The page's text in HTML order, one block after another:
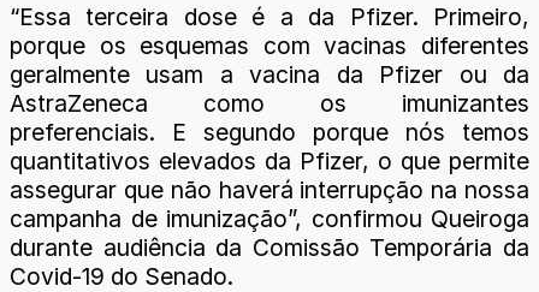
“Essa terceira dose é a da Pfizer. Primeiro,
porque os esquemas com vacinas diferentes
geralmente usam a vacina da Pfizer ou da
AstraZeneca como os imunizantes
preferenciais. E segundo porque nós temos
quantitativos elevados da Pfizer, o que permite
assegurar que não haverá interrupção na nossa
campanha de imunização”, confirmou Queiroga
durante audiência da Comissão Temporária da
Covid-19 do Senado.